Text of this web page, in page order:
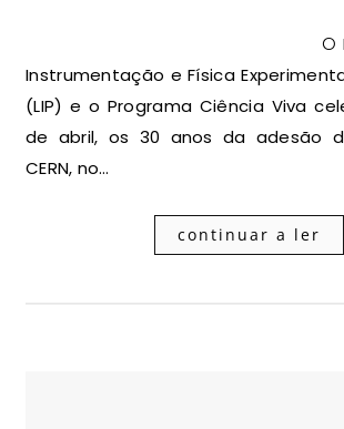
O Laboratório de
Instrumentação e Física
(LIP) e o Programa Ciência Viva
de abril, os 30 anos da adesão
CERN, no…
continuar a ler